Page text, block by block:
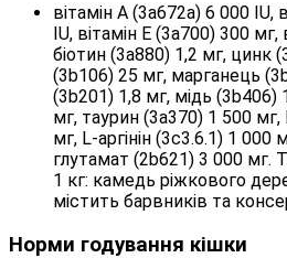
вітамін A (3a672a) 6 000 IU,
IU, вітамін E (3a700) 300
біотин (3a880) 1,2 мг, цинк
(3b106) 25 мг, марганець
(3b201) 1,8 мг, мідь (3b406)
мг, таурин (3a370) 1 500
мг, L-аргінін (3c3.6.1) 1
глутамат (2b621) 3 000 мг.
1 кг: камедь ріжкового
містить барвників та
Норми годування кішки